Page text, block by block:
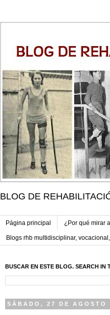
BLOG DE
Página principal ¿Por qué mirar
Blogs rhb multidisciplinar,
BUSCAR EN ESTE BLOG. SEARCH IN
SÁBADO, 27 DE AGOSTO